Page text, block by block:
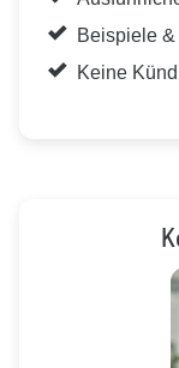
Beispiele
Keine